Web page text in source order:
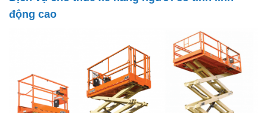
động cao